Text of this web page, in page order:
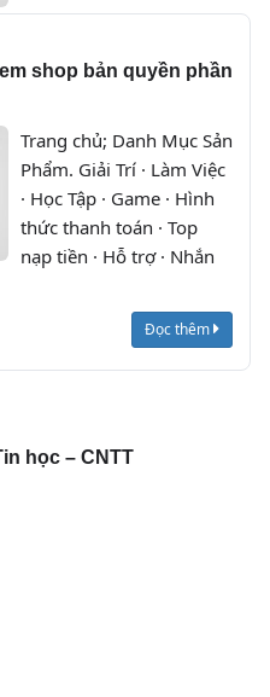
shop bản quyền phần
Trang chủ; Danh Mục Sản
Phẩm. Giải Trí · Làm Việc
· Học Tập · Game · Hình
thức thanh toán · Top
nạp tiền · Hỗ trợ · Nhắn
Đọc thêm
học – CNTT